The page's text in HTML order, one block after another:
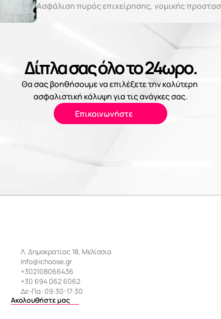
Ασφάλιση πυρός επιχείρησης, νομικής
Δίπλα σας όλο το 24ωρο.
Θα σας βοηθήσουμε να επιλέξετε την καλύτερη
ασφαλιστική κάλυψη για τις ανάγκες σας.
Επικοινωνήστε
Λ. Δημοκρατίας 18, Μελίσσια
info@ichoose.gr
+302108066436
+30 694 062 6062
Δε-Πα: 09:30-17:30
Ακολουθήστε μας